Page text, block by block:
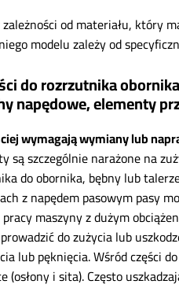
od materiału, który
modelu zależy od
do rozrzutnika
napędowe, elementy
wymagają wymiany lub
są szczególnie narażone na
do obornika, bębny lub
z napędem pasowym pasy
maszyny z dużym
do zużycia lub
lub pęknięcia. Wśród
(osłony i sita). Często